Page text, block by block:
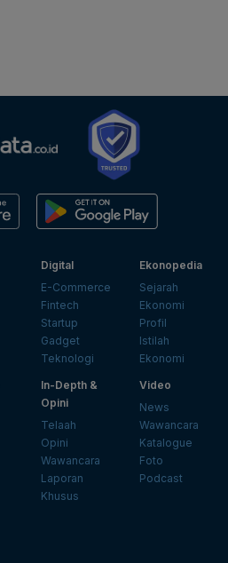
Digital
E-Commerce
Fintech
Startup
Gadget
Teknologi
Ekonopedia
Sejarah
Ekonomi
Profil
Istilah
Ekonomi
In-Depth &
Opini
Telaah
Opini
Wawancara
Laporan
Khusus
Video
News
Wawancara
Katalogue
Foto
Podcast